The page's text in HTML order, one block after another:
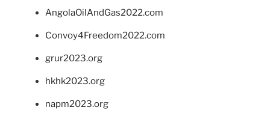
AngolaOilAndGas2022.com
Convoy4Freedom2022.com
grur2023.org
hkhk2023.org
napm2023.org